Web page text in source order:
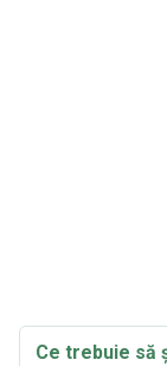
Ce trebuie să